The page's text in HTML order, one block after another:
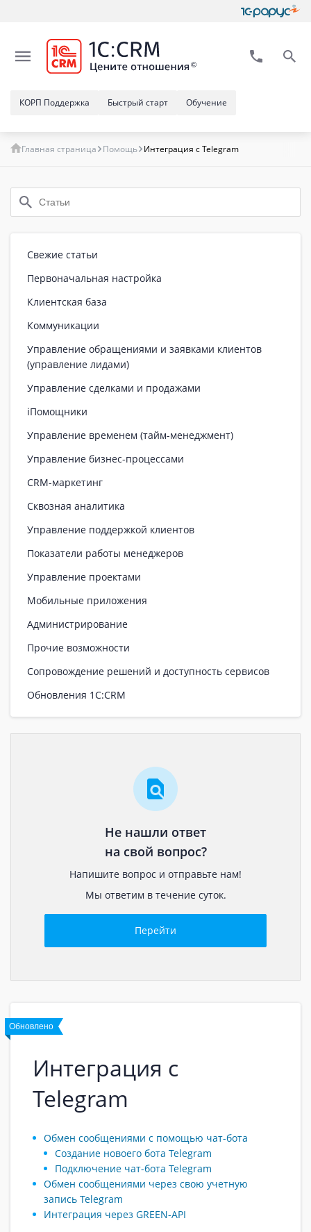
Обучение
Быстрый старт
КОРП Поддержка
Главная страница Помощь Интеграция с Telegram
Обновлено
Интеграция с
Telegram
Обмен сообщениями с помощью чат-бота
Создание новоего бота Telegram
Подключение чат-бота Telegram
Обмен сообщениями через свою учетную
запись Telegram
Интеграция через GREEN-API
Свежие статьи
Первоначальная настройка
Клиентская база
Коммуникации
Управление обращениями и заявками клиентов
(управление лидами)
Управление сделками и продажами
iПомощники
Управление временем (тайм-менеджмент)
Управление бизнес-процессами
CRM-маркетинг
Сквозная аналитика
Управление поддержкой клиентов
Показатели работы менеджеров
Управление проектами
Мобильные приложения
Администрирование
Прочие возможности
Сопровождение решений и доступность сервисов
Обновления 1С:CRM
Не нашли ответ
на свой вопрос?
Напишите вопрос и отправьте нам!
Мы ответим в течение суток.
Перейти